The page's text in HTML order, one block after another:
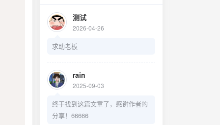
测试
2026-04-26
求助老板
rain
2025-09-03
终于找到这篇文章了，感谢作者的
分享！66666